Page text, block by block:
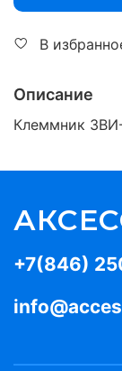
В
Описание
Клеммник
+7(846)